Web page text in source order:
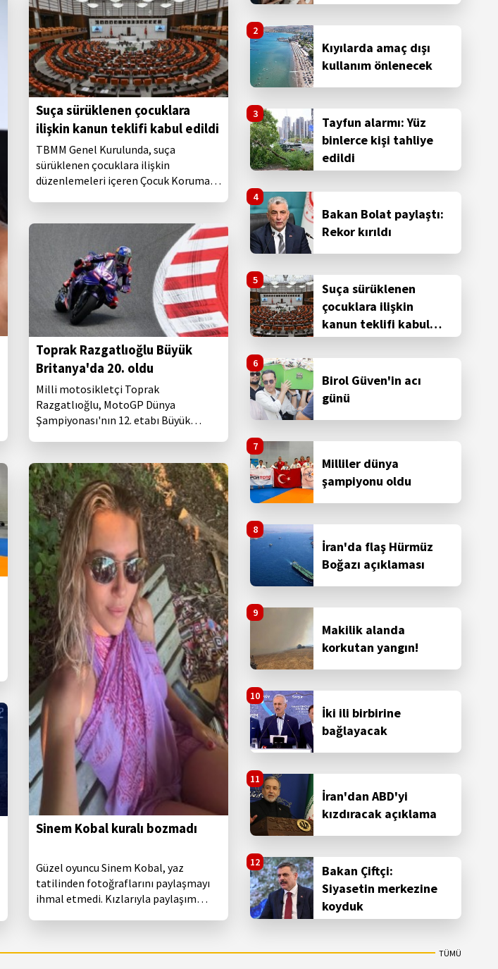
Suça sürüklenen çocuklara
ilişkin kanun teklifi kabul edildi
TBMM Genel Kurulunda, suça
sürüklenen çocuklara ilişkin
düzenlemeleri içeren Çocuk Koruma
edilerek yasalaştı.
Toprak Razgatlıoğlu Büyük
Britanya'da 20. oldu
Milli motosikletçi Toprak
Razgatlıoğlu, MotoGP Dünya
Şampiyonası'nın 12. etabı Büyük
Sinem Kobal kuralı bozmadı
Güzel oyuncu Sinem Kobal, yaz
tatilinden fotoğraflarını paylaşmayı
ihmal etmedi. Kızlarıyla paylaşım
Kıyılarda amaç dışı
kullanım önlenecek
Tayfun alarmı: Yüz
binlerce kişi tahliye
edildi
Bakan Bolat paylaştı:
Rekor kırıldı
Suça sürüklenen
çocuklara ilişkin
kanun teklifi kabul
edildi
Birol Güven'in acı
günü
Milliler dünya
şampiyonu oldu
İran'da flaş Hürmüz
Boğazı açıklaması
Makilik alanda
korkutan yangın!
İki ili birbirine
bağlayacak
İran'dan ABD'yi
kızdıracak açıklama
Bakan Çiftçi:
Siyasetin merkezine
koyduk
TÜMÜ